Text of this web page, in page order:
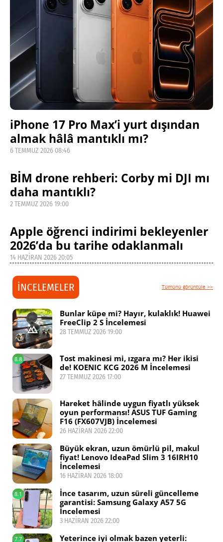
iPhone 17 Pro Max’i yurt dışından
almak hâlâ mantıklı mı?
6 TEMMUZ 2026 08:46
BİM drone rehberi: Corby mi DJI mı
daha mantıklı?
2 TEMMUZ 2026 19:00
Apple öğrenci indirimi bekleyenler
2026’da bu tarihe odaklanmalı
14 HAZIRAN 2026 20:05
İNCELEMELER Tümünü görüntüle >>
Bunlar küpe mi? Hayır, kulaklık! Huawei
FreeClip 2 S İncelemesi
28 TEMMUZ 2026 19:00
8.8
Tost makinesi mi, ızgara mı? Her ikisi
de! KOENIC KCG 2026 M İncelemesi
27 TEMMUZ 2026 17:00
Hareket hâlinde uygun fiyatlı yüksek
oyun performansı! ASUS TUF Gaming
F16 (FX607VJB) İncelemesi
26 HAZIRAN 2026 22:00
Büyük ekran, uzun ömürlü pil, makul
fiyat! Lenovo IdeaPad Slim 3 16IRH10
İncelemesi
16 HAZIRAN 2026 18:00
8.1
İnce tasarım, uzun süreli güncelleme
garantisi: Samsung Galaxy A57 5G
İncelemesi
3 HAZIRAN 2026 22:00
7.7
Yeterince iyi olmak bazen yeterli: